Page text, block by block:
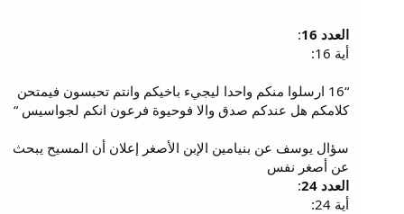
العدد 16
:
أية 16:
“16 ارسلوا منكم واحدا ليجيء باخيكم وانتم تحبسون فيمتحن
كلامكم هل عندكم صدق والا فوحيوة فرعون انكم لجواسيس “
سؤال يوسف عن بنيامين الإبن الأصغر إعلان أن المسيح يبحث
عن أصغر نفس
العدد 24
:
أية 24: